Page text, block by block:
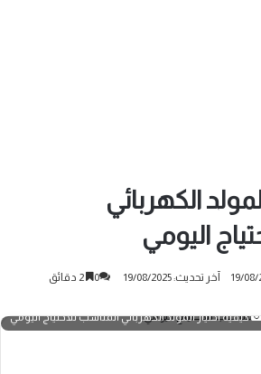
الكهربائي
اليومي
19/08/ آخر تحديث: 19/08/2025 0
كيفية اختيار المولد الكهربائي المناسب للاحتياج اليومي